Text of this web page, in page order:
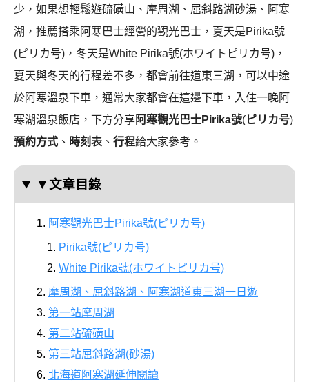
少，如果想輕鬆遊硫磺山、摩周湖、屈斜路湖砂湯、阿寒
湖，推薦搭乘阿寒巴士經營的觀光巴士，夏天是Pirika號
(ピリカ号)，冬天是White Pirika號(ホワイトピリカ号)，
夏天與冬天的行程差不多，都會前往道東三湖，可以中途
於阿寒溫泉下車，通常大家都會在這邊下車，入住一晚阿
寒湖溫泉飯店，下方分享阿寒觀光巴士Pirika號( ピリカ号)
預約方式 、 時刻表 、 行程給大家參考。
▼文章目錄
阿寒觀光巴士Pirika號(ピリカ号)
Pirika號(ピリカ号)
White Pirika號(ホワイトピリカ号)
摩周湖、屈斜路湖、阿寒湖道東三湖一日遊
第一站摩周湖
第二站硫磺山
第三站屈斜路湖(砂湯)
北海道阿寒湖延伸閱讀